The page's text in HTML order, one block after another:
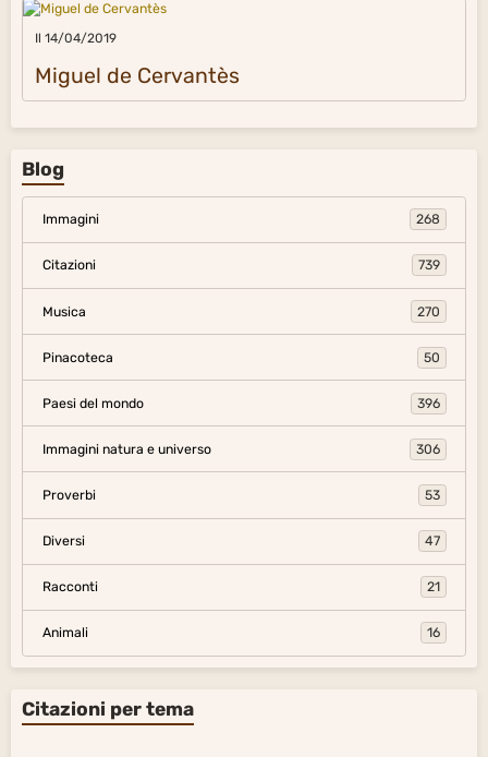
Il 14/04/2019
Miguel de Cervantès
Blog
Immagini 268
Citazioni 739
Musica 270
Pinacoteca 50
Paesi del mondo 396
Immagini natura e universo 306
Proverbi 53
Diversi 47
Racconti 21
Animali 16
Citazioni per tema